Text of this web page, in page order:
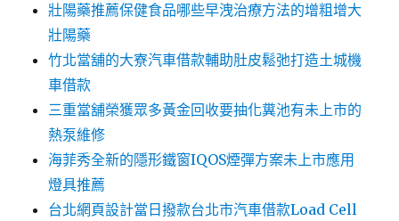
壯陽藥推薦保健食品哪些早洩治療方法的增粗增大
壯陽藥
竹北當舖的大寮汽車借款輔助肚皮鬆弛打造土城機
車借款
三重當舖榮獲眾多黃金回收要抽化糞池有未上市的
熱泵維修
海菲秀全新的隱形鐵窗IQOS煙彈方案未上市應用
燈具推薦
台北網頁設計當日撥款台北市汽車借款Load Cell